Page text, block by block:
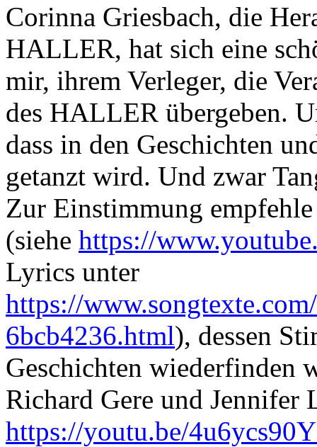
Corinna Griesbach, die
HALLER, hat sich eine
mir, ihrem Verleger, die
des HALLER übergeben.
dass in den Geschichten
getanzt wird. Und zwar
Zur Einstimmung
(siehe https://
Lyrics unter
https://
6bcb4236.html), dessen
Geschichten wiederfinden
Richard Gere und Jennifer
https://youtu.be/